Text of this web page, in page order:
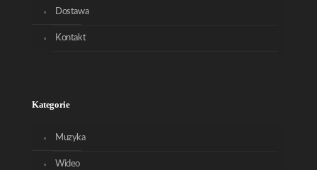
Dostawa
Kontakt
Kategorie
Muzyka
Wideo